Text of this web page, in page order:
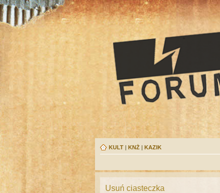
KULT | KNŻ | KAZIK
Usuń ciasteczka